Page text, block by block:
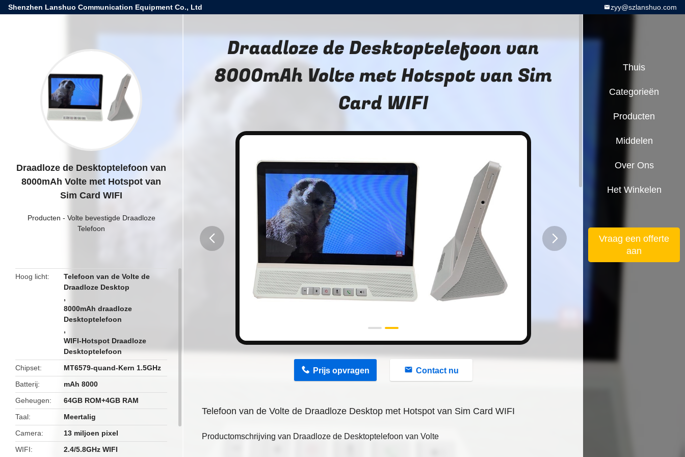
Shenzhen Lanshuo Communication Equipment Co., Ltd zyy@szlanshuo.com
Draadloze de Desktoptelefoon van
8000mAh Volte met Hotspot van
Sim Card WIFI
Producten - Volte bevestigde Draadloze
Telefoon
Hoog licht
Telefoon van de Volte de
Draadloze Desktop
,
8000mAh draadloze
Desktoptelefoon
,
WIFI-Hotspot Draadloze
Desktoptelefoon
Chipset
MT6579-quand-Kern 1.5GHz
Batterij
mAh 8000
Geheugen
64GB ROM+4GB RAM
Taal
Meertalig
Camera
13 miljoen pixel
WIFI
2.4/5.8GHz WIFI
Draadloze de Desktoptelefoon van
8000mAh Volte met Hotspot van Sim
Card WIFI
Prijs opvragen Contact nu
Telefoon van de Volte de Draadloze Desktop met Hotspot van Sim Card WIFI
Productomschrijving van Draadloze de Desktoptelefoon van Volte
Thuis
Categorieën
Producten
Middelen
Over Ons
Het Winkelen
Vraag een offerte
aan